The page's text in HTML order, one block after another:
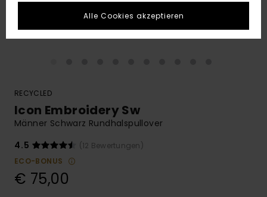
RECYCLED
Icon Embroidery Sw
Männer Schwarz Rundhalspullover
4.5
(12 Bewertungen)
ECO-BONUS
€ 75,00
Alle Cookies akzeptieren